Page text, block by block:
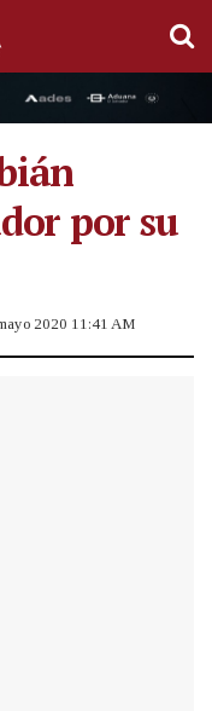
por su
2020 11:41 AM